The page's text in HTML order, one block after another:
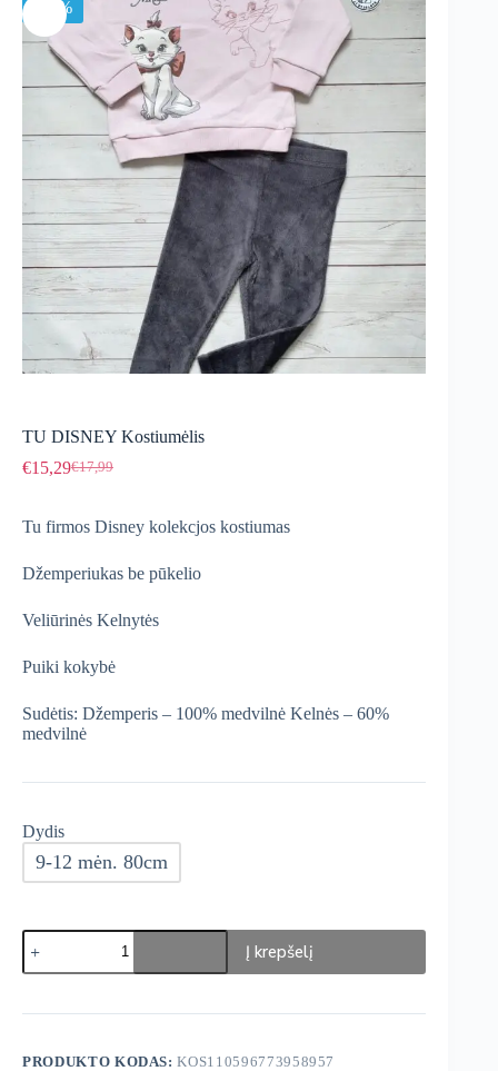
-15%
TU DISNEY Kostiumėlis
€17,99
Original
€17,99.
€15,29Current
€15,29.
Tu firmos Disney kolekcjos kostiumas
Džemperiukas be pūkelio
Veliūrinės Kelnytės
Puiki kokybė
Sudėtis: Džemperis – 100% medvilnė Kelnės – 60%
medvilnė
Dydis
9-12 mėn. 80cm
produkto
kiekis:
TU
Kostiumėlis
Į krepšelį
PRODUKTO KODAS:KOS110596773958957